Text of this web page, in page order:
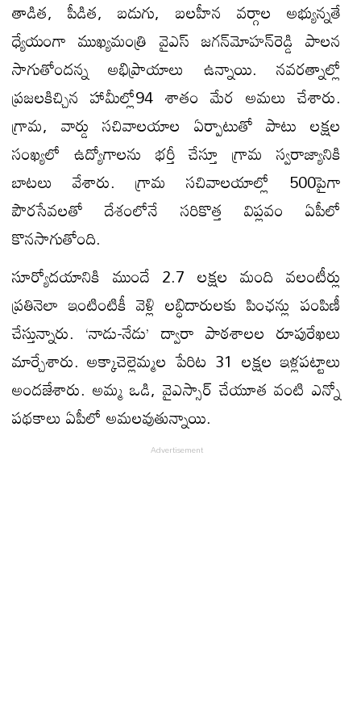
తాడిత, పీడిత, బడుగు, బలహీన వర్గాల అభ్యున్నతే
ధ్యేయంగా ముఖ్యమంత్రి వైఎస్‌ జగన్‌మోహన్‌రెడ్డి పాలన
సాగుతోంద‌న్న అభిప్రాయాలు ఉన్నాయి. నవరత్నాల్లో
ప్రజలకిచ్చిన హామీల్లో94 శాతం మేర అమలు చేశారు.
గ్రామ, వార్డు సచివాలయాల ఏర్పాటుతో పాటు లక్షల
సంఖ్యలో ఉద్యోగాలను భర్తీ చేస్తూ గ్రామ స్వరాజ్యానికి
బాట‌లు వేశారు. గ్రామ సచివాలయాల్లో 500పైగా
పౌరసేవలతో దేశంలోనే సరికొత్త విప్ల‌వం ఏపీలో
కొన‌సాగుతోంది.
సూర్యోదయానికి ముందే 2.7 లక్షల మంది వ‌లంటీర్లు
ప్ర‌తినెలా ఇంటింటికీ వెళ్లి ల‌బ్ధిదారుల‌కు పింఛ‌న్లు పంపిణీ
చేస్తున్నారు. ‘నాడు-నేడు’ ద్వారా పాఠ‌శాల‌ల రూపురేఖ‌లు
మార్చేశారు. అక్కాచెల్లెమ్మల పేరిట 31 లక్షల ఇళ్లపట్టాలు
అంద‌జేశారు. అమ్మ ఒడి, వైఎస్సార్‌ చేయూత వంటి ఎన్నో
ప‌థ‌కాలు ఏపీలో అమ‌ల‌వుతున్నాయి.